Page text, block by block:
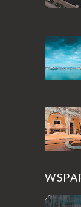
jest
symbo...
sobie
jest